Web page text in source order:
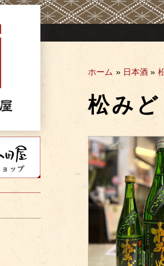
ホーム » 日本酒 »
松み